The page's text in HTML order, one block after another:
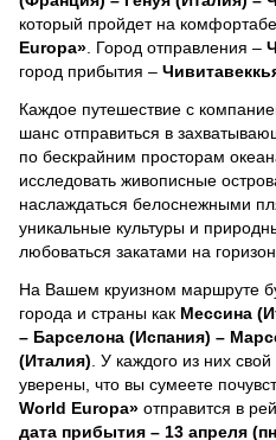
который пройдет на
Europa» . Город отправления –
город прибытия –
Каждое путешествие с
шанс отправиться в
по бескрайним просторам
исследовать живописные
наслаждаться белоснежными
уникальные культуры и
любоваться закатами на
На Вашем круизном маршруте
города и страны как Мессина
– Барселона (Испания) –
(Италия) . У каждого из них
уверены, что вы сумеете
World Europa» отправится в
дата прибытия – 13 апреля